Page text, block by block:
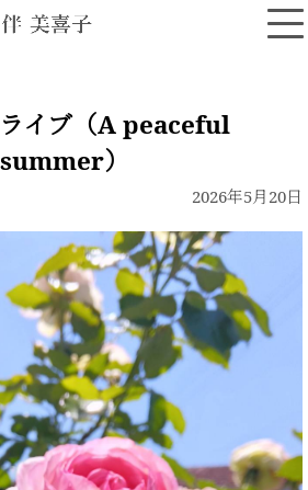
イブ（A peaceful
）
2026年5月20日